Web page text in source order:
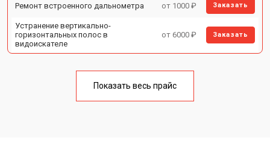
Ремонт встроенного дальнометра от 1000 ₽ Заказать
Устранение вертикально-
горизонтальных полос в
видоискателе
от 6000 ₽ Заказать
Замена объективов с улучшением
от 1500 ₽
Показать весь прайс